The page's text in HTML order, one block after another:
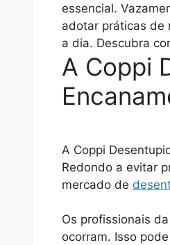
essencial.
adotar práticas de
a dia. Descubra
A Coppi
A Coppi
Redondo a evitar
mercado de
Os profissionais
ocorram. Isso